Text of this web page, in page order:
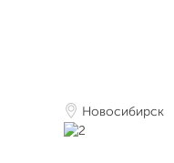
Новосибирск